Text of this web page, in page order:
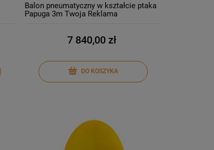
Balon pneumatyczny w kształcie ptaka
Papuga 3m Twoja Reklama
7 840,00 zł
DO KOSZYKA